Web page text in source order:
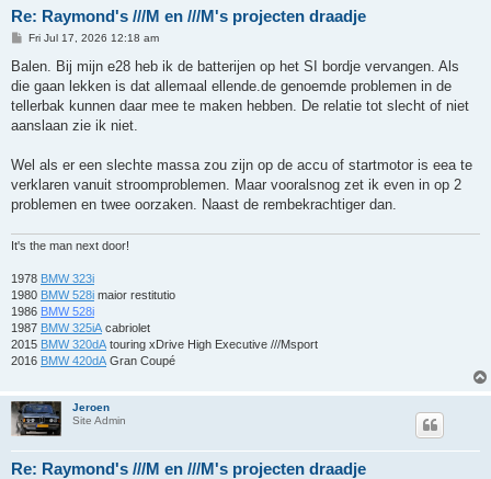
Re: Raymond's ///M en ///M's projecten draadje
P
s
Fri Jul 17, 2026 12:18 am
Balen. Bij mijn e28 heb ik de batterijen op het SI bordje vervangen. Als
die gaan lekken is dat allemaal ellende.de genoemde problemen in de
tellerbak kunnen daar mee te maken hebben. De relatie tot slecht of niet
aanslaan zie ik niet.
Wel als er een slechte massa zou zijn op de accu of startmotor is eea te
verklaren vanuit stroomproblemen. Maar vooralsnog zet ik even in op 2
problemen en twee oorzaken. Naast de rembekrachtiger dan.
It's the man next door!
1978 BMW 323i
1980 BMW 528i maior restitutio
1986 BMW 528i
1987 BMW 325iA cabriolet
2015 BMW 320dA touring xDrive High Executive ///Msport
2016 BMW 420dA Gran Coupé
Jeroen
Site Admin
Re: Raymond's ///M en ///M's projecten draadje